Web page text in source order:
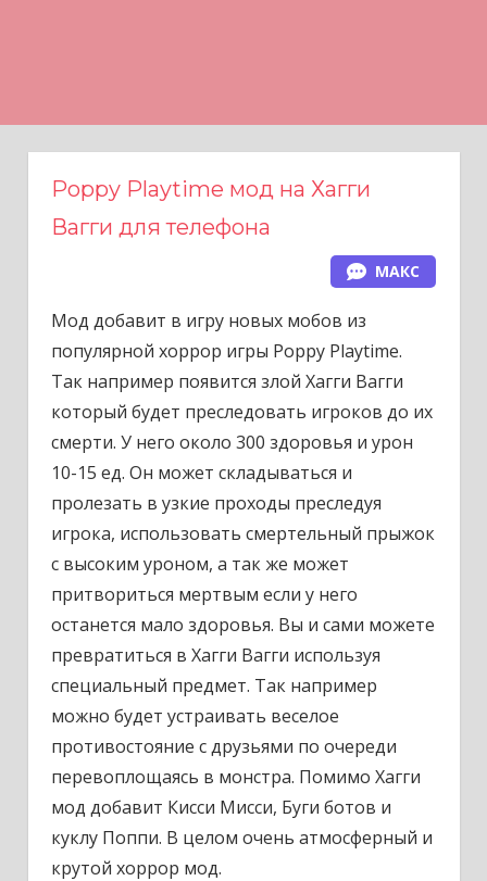
Poppy Playtime мод на Хагги
Вагги для телефона
МАКС
Мод добавит в игру новых мобов из
популярной хоррор игры Poppy Playtime.
Так например появится злой Хагги Вагги
который будет преследовать игроков до их
смерти. У него около 300 здоровья и урон
10-15 ед. Он может складываться и
пролезать в узкие проходы преследуя
игрока, использовать смертельный прыжок
с высоким уроном, а так же может
притвориться мертвым если у него
останется мало здоровья. Вы и сами можете
превратиться в Хагги Вагги используя
специальный предмет. Так например
можно будет устраивать веселое
противостояние с друзьями по очереди
перевоплощаясь в монстра. Помимо Хагги
мод добавит Кисси Мисси, Буги ботов и
куклу Поппи. В целом очень атмосферный и
крутой хоррор мод.